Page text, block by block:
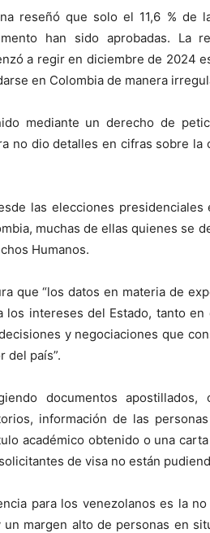
reseñó que solo el 11,6 % de
han sido aprobadas. La
a regir en diciembre de 2024
en Colombia de manera
mediante un derecho de
no dio detalles en cifras sobre la
las elecciones presidenciales
muchas de ellas quienes se
Humanos.
que “los datos en materia de
los intereses del Estado, tanto
y negociaciones que
del país”.
documentos
información de las
académico obtenido o una
de visa no están
para los venezolanos es la
un margen alto de personas en